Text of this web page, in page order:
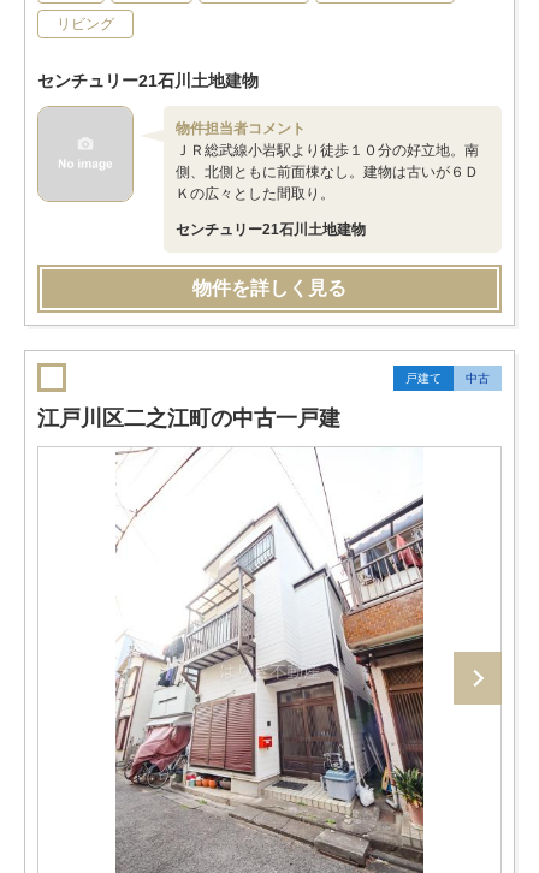
リビング
センチュリー21石川土地建物
物件担当者コメント
ＪＲ総武線小岩駅より徒歩１０分の好立地。南
側、北側ともに前面棟なし。建物は古いが６Ｄ
Ｋの広々とした間取り。
センチュリー21石川土地建物
物件を詳しく見る
戸建て 中古
江戸川区二之江町の中古一戸建